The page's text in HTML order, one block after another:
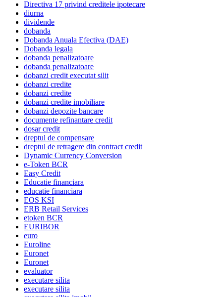
Directiva 17 privind creditele ipotecare
diurna
dividende
dobanda
Dobanda Anuala Efectiva (DAE)
Dobanda legala
dobanda penalizatoare
dobanda penalizatoare
dobanzi credit executat silit
dobanzi credite
dobanzi credite
dobanzi credite imobiliare
dobanzi depozite bancare
documente refinantare credit
dosar credit
dreptul de compensare
dreptul de retragere din contract credit
Dynamic Currency Conversion
e-Token BCR
Easy Credit
Educatie financiara
educatie financiara
EOS KSI
ERB Retail Services
etoken BCR
EURIBOR
euro
Euroline
Euronet
Euronet
evaluator
executare silita
executare silita